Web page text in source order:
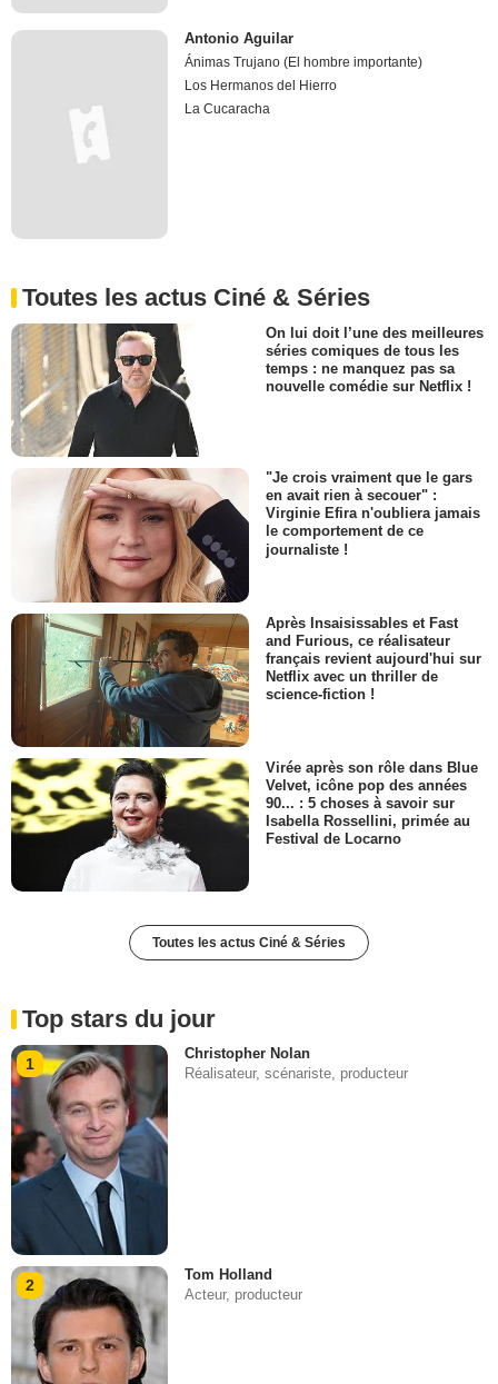
Antonio Aguilar
Ánimas Trujano (El hombre importante)
Los Hermanos del Hierro
La Cucaracha
Toutes les actus Ciné & Séries
On lui doit l’une des meilleures
séries comiques de tous les
temps : ne manquez pas sa
nouvelle comédie sur Netflix !
"Je crois vraiment que le gars
en avait rien à secouer" :
Virginie Efira n'oubliera jamais
le comportement de ce
journaliste !
Après Insaisissables et Fast
and Furious, ce réalisateur
français revient aujourd'hui sur
Netflix avec un thriller de
science-fiction !
Virée après son rôle dans Blue
Velvet, icône pop des années
90... : 5 choses à savoir sur
Isabella Rossellini, primée au
Festival de Locarno
Toutes les actus Ciné & Séries
Top stars du jour
1
Christopher Nolan
Réalisateur, scénariste, producteur
2
Tom Holland
Acteur, producteur